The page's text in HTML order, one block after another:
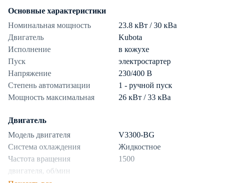
Основные характеристики
Номинальная мощность
23.8 кВт / 30 кВа
Двигатель
Kubota
Исполнение
в кожухе
Пуск
электростартер
Напряжение
230/400 В
Степень автоматизации
1 - ручной пуск
Мощность максимальная
26 кВт / 33 кВа
Двигатель
Модель двигателя
V3300-BG
Система охлаждения
Жидкостное
Частота вращения
двигателя, об/мин
1500